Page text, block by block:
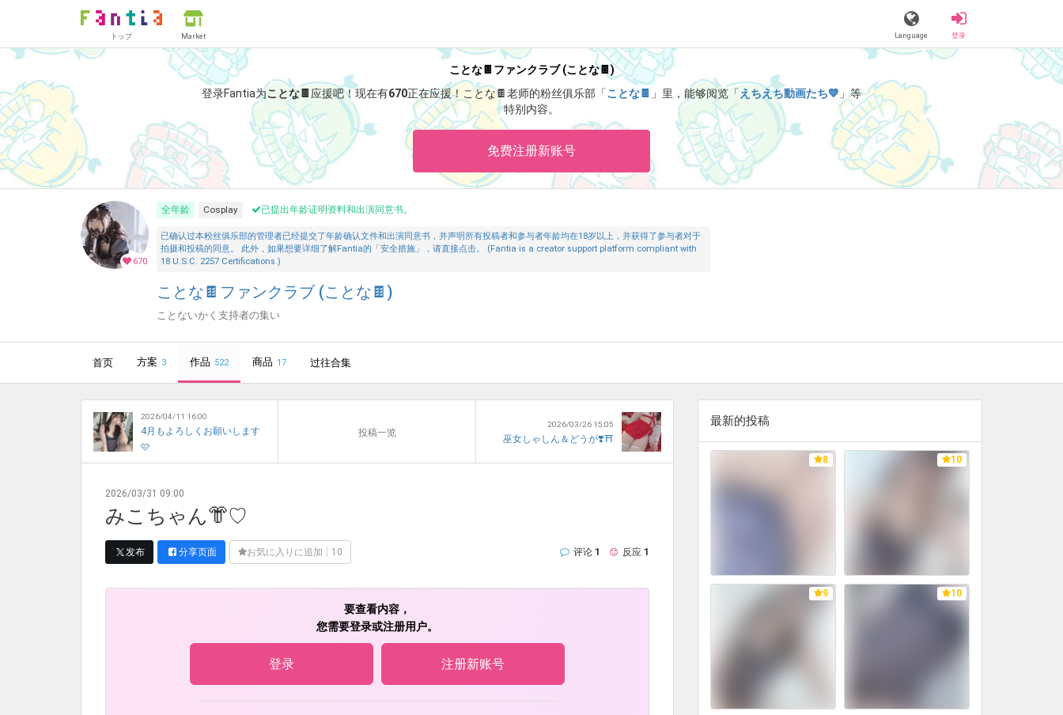
トップ Market Language 登录
ことな🍫ファンクラブ (ことな🍫)
登录Fantia为ことな🍫 应援吧！ 现在有670正在应援！ ことな🍫老师的粉丝俱乐部「ことな🍫 」里，能够阅览「 えちえち動画たち💙 」等
特别内容。
免费注册新账号
670
全年龄 Cosplay 已提出年龄证明资料和出演同意书。
已确认过本粉丝俱乐部的管理者已经提交了年龄确认文件和出演同意书，并声明所有投稿者和参与者年龄均在18岁以上，并获得了参与者对于
拍摄和投稿的同意。 此外，如果想要详细了解Fantia的「安全措施」，请直接点击。 (Fantia is a creator support platform compliant with
18 U.S.C. 2257 Certifications.)
ことな🍫ファンクラブ (ことな🍫)
ことないかく支持者の集い
首页 方案 3 作品 522 商品 17 过往合集
2026/04/11 16:00
4月もよろしくお願いします
🩷
投稿一览
2026/03/26 15:05
巫女しゃしん＆どうが❣️⛩️
2026/03/31 09:00
みこちゃん👘♡
发布 分享页面 お気に入りに追加 10 评论 1 反应 1
要查看内容，
您需要登录或注册用户。
登录 注册新账号
最新的投稿
8 10
9 10